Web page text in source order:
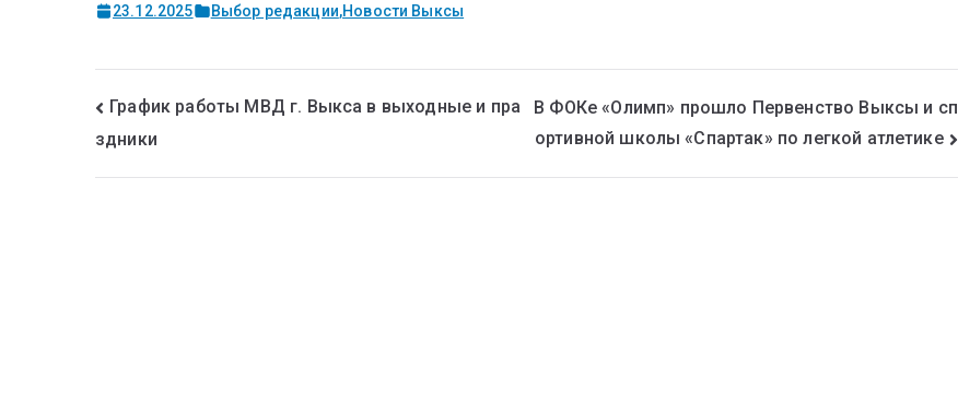
23.12.2025 Выбор редакции,Новости Выксы
График работы МВД г. Выкса в выходные и пра
здники
В ФОКе «Олимп» прошло Первенство Выксы и сп
ортивной школы «Спартак» по легкой атлетике